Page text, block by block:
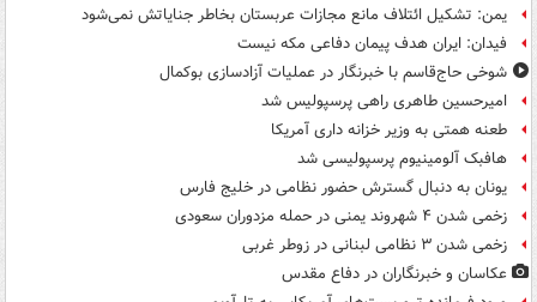
یمن: تشکیل ائتلاف مانع مجازات عربستان بخاطر جنایاتش نمی‌شود
فیدان: ایران هدف پیمان دفاعی مکه نیست
شوخی حاج‌قاسم با خبرنگار در عملیات آزادسازی بوکمال
امیرحسین طاهری راهی پرسپولیس شد
طعنه همتی به وزیر خزانه داری آمریکا
هافبک آلومینیوم پرسپولیسی شد
یونان به دنبال گسترش حضور نظامی در خلیج فارس
زخمی شدن ۴ شهروند یمنی در حمله مزدوران سعودی
زخمی شدن ۳ نظامی لبنانی در زوطر غربی
عکاسان و خبرنگاران در دفاع مقدس